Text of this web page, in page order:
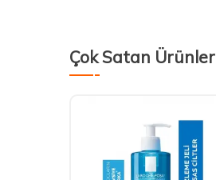
Çok Satan Ürünler